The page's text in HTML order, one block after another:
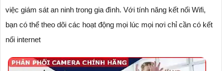
việc giám sát an ninh trong gia đình. Với tính năng kết nối Wifi,
bạn có thể theo dõi các hoạt động mọi lúc mọi nơi chỉ cần có kết
nối internet